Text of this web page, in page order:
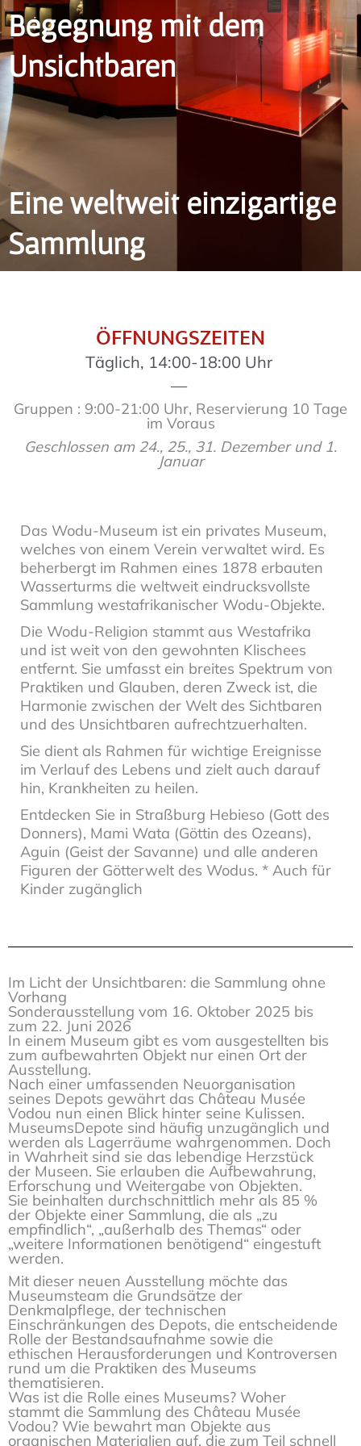
Begegnung mit dem
Unsichtbaren
Eine weltweit einzigartige
Sammlung
ÖFFNUNGSZEITEN
Täglich, 14:00-18:00 Uhr
—
Gruppen : 9:00-21:00 Uhr, Reservierung 10 Tage
im Voraus
Geschlossen am 24., 25., 31. Dezember und 1.
Januar
Das Wodu-Museum ist ein privates Museum,
welches von einem Verein verwaltet wird. Es
beherbergt im Rahmen eines 1878 erbauten
Wasserturms die weltweit eindrucksvollste
Sammlung westafrikanischer Wodu-Objekte.
Die Wodu-Religion stammt aus Westafrika
und ist weit von den gewohnten Klischees
entfernt. Sie umfasst ein breites Spektrum von
Praktiken und Glauben, deren Zweck ist, die
Harmonie zwischen der Welt des Sichtbaren
und des Unsichtbaren aufrechtzuerhalten.
Sie dient als Rahmen für wichtige Ereignisse
im Verlauf des Lebens und zielt auch darauf
hin, Krankheiten zu heilen.
Entdecken Sie in Straßburg Hebieso (Gott des
Donners), Mami Wata (Göttin des Ozeans),
Aguin (Geist der Savanne) und alle anderen
Figuren der Götterwelt des Wodus. * Auch für
Kinder zugänglich
Im Licht der Unsichtbaren: die Sammlung ohne
Vorhang
Sonderausstellung vom 16. Oktober 2025 bis
zum 22. Juni 2026
In einem Museum gibt es vom ausgestellten bis
zum aufbewahrten Objekt nur einen Ort der
Ausstellung.
Nach einer umfassenden Neuorganisation
seines Depots gewährt das Château Musée
Vodou nun einen Blick hinter seine Kulissen.
MuseumsDepote sind häufig unzugänglich und
werden als Lagerräume wahrgenommen. Doch
in Wahrheit sind sie das lebendige Herzstück
der Museen. Sie erlauben die Aufbewahrung,
Erforschung und Weitergabe von Objekten.
Sie beinhalten durchschnittlich mehr als 85 %
der Objekte einer Sammlung, die als „zu
empfindlich“, „außerhalb des Themas“ oder
„weitere Informationen benötigend“ eingestuft
werden.
Mit dieser neuen Ausstellung möchte das
Museumsteam die Grundsätze der
Denkmalpflege, der technischen
Einschränkungen des Depots, die entscheidende
Rolle der Bestandsaufnahme sowie die
ethischen Herausforderungen und Kontroversen
rund um die Praktiken des Museums
thematisieren.
Was ist die Rolle eines Museums? Woher
stammt die Sammlung des Château Musée
Vodou? Wie bewahrt man Objekte aus
organischen Materialien auf, die zum Teil schnell